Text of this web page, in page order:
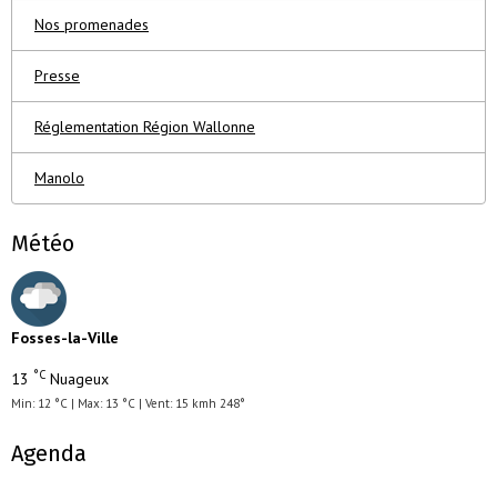
Nos promenades
Presse
Réglementation Région Wallonne
Manolo
Météo
Fosses-la-Ville
13 °C Nuageux
Min: 12 °C | Max: 13 °C | Vent: 15 kmh 248°
Agenda